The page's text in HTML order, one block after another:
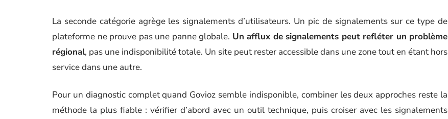
La seconde catégorie agrège les signalements d’utilisateurs. Un pic de signalements sur ce type de
plateforme ne prouve pas une panne globale. Un afflux de signalements peut refléter un problème
régional, pas une indisponibilité totale. Un site peut rester accessible dans une zone tout en étant hors
service dans une autre.
Pour un diagnostic complet quand Govioz semble indisponible, combiner les deux approches reste la
méthode la plus fiable : vérifier d’abord avec un outil technique, puis croiser avec les signalements